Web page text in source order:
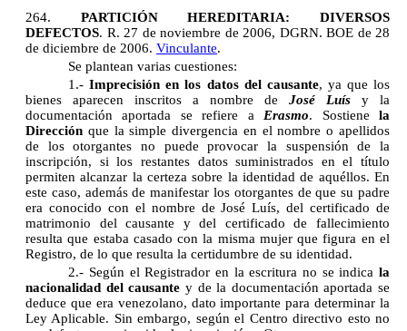
264. PARTICIÓN HEREDITARIA: DIVERSOS
DEFECTOS. R. 27 de noviembre de 2006, DGRN. BOE de 28
de diciembre de 2006. Vinculante.
Se plantean varias cuestiones:
1.-Imprecisión en los datos del causante, ya que los
bienes aparecen inscritos a nombre de José Luís y la
documentación aportada se refiere aErasmo. Sostienela
Dirección que la simple divergencia en el nombre o apellidos
de los otorgantes no puede provocar la suspensión de la
inscripción, si los restantes datos suministrados en el título
permiten alcanzar la certeza sobre la identidad de aquéllos. En
este caso, además de manifestar los otorgantes de que su padre
era conocido con el nombre de José Luís, del certificado de
matrimonio del causante y del certificado de fallecimiento
resulta que estaba casado con la misma mujer que figura en el
Registro, de lo que resulta la certidumbre de su identidad.
2.- Según el Registrador en la escritura no se indica la
nacionalidad del causante y de la documentación aportada se
deduce que era venezolano, dato importante para determinar la
Ley Aplicable. Sin embargo, según el Centro directivo esto no